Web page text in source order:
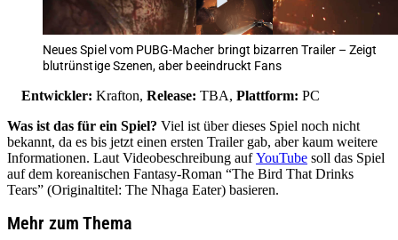
Neues Spiel vom PUBG-Macher bringt bizarren Trailer – Zeigt
blutrünstige Szenen, aber beeindruckt Fans
Entwickler: Krafton, Release: TBA, Plattform: PC
Was ist das für ein Spiel? Viel ist über dieses Spiel noch nicht
bekannt, da es bis jetzt einen ersten Trailer gab, aber kaum weitere
Informationen. Laut Videobeschreibung aufYouTube soll das Spiel
auf dem koreanischen Fantasy-Roman “The Bird That Drinks
Tears” (Originaltitel: The Nhaga Eater) basieren.
Mehr zum Thema